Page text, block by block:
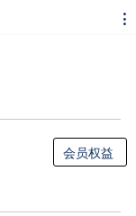

会员权益